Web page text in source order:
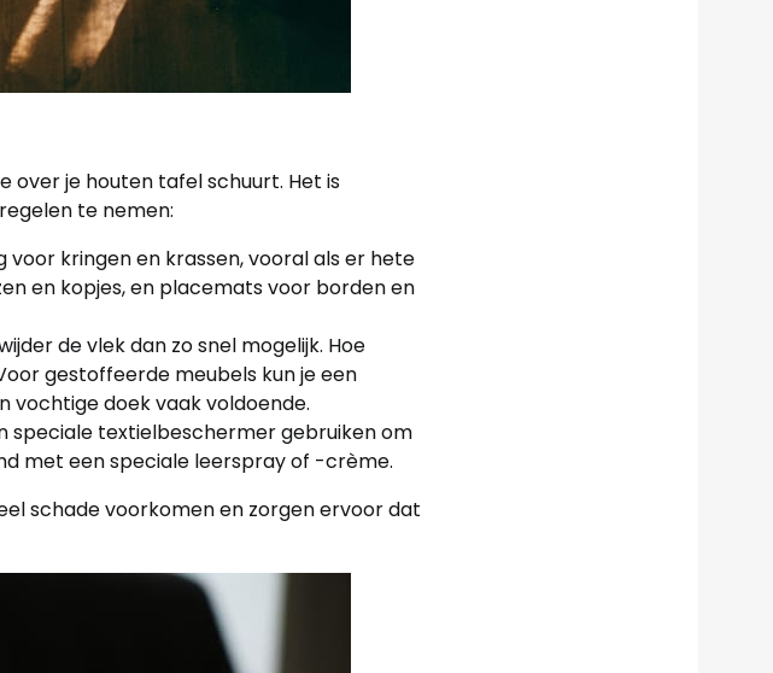
over je houten tafel schuurt. Het is
te nemen:
kringen en krassen, vooral als er hete
en kopjes, en placemats voor borden en
de vlek dan zo snel mogelijk. Hoe
gestoffeerde meubels kun je een
vochtige doek vaak voldoende.
speciale textielbeschermer gebruiken om
met een speciale leerspray of -crème.
schade voorkomen en zorgen ervoor dat